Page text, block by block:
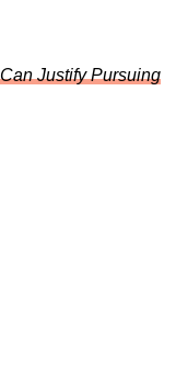
Justify Pursuing